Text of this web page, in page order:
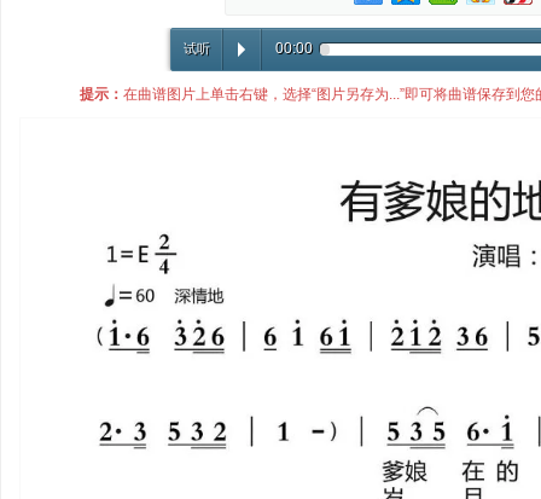
试听 00:00
提示： 在曲谱图片上单击右键，选择“图片另存为...”即可将曲谱保存到